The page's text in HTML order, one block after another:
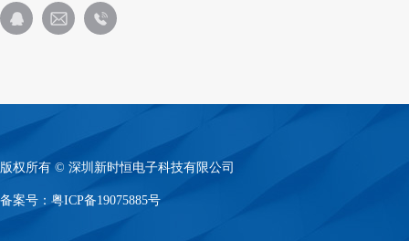
版权所有 © 深圳新时恒电子科技有限公司
备案号： 粤ICP备19075885号